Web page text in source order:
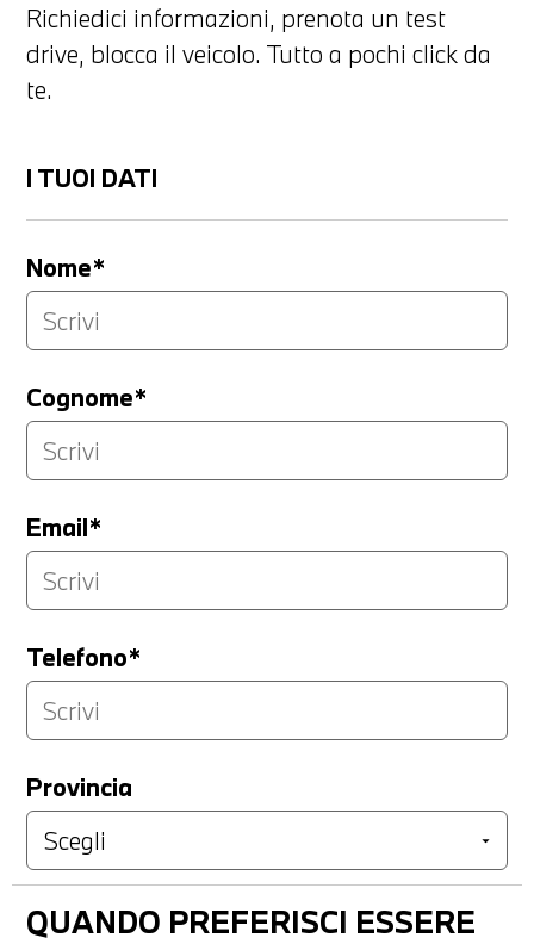
Richiedici informazioni, prenota un test
drive, blocca il veicolo. Tutto a pochi click da
te.
I TUOI DATI
Nome*
Cognome*
Email*
Telefono*
Provincia
QUANDO PREFERISCI ESSERE